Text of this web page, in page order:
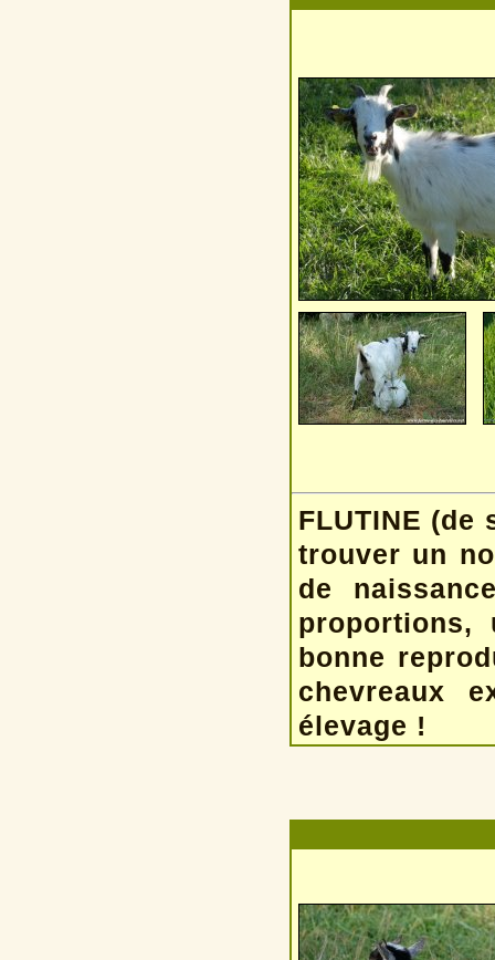
FLUTINE
trouver un
de
bonne
chevreaux
élevage !